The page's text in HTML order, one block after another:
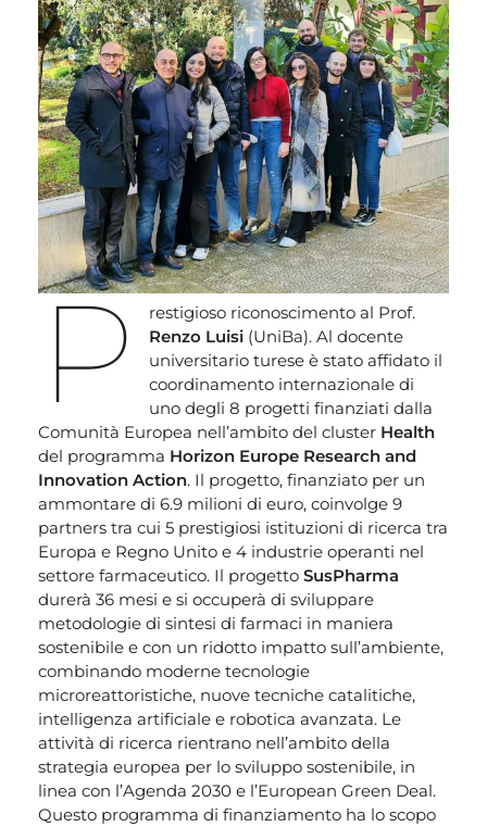
P
restigioso riconoscimento al Prof.
Renzo Luisi (UniBa). Al docente
universitario turese è stato affidato il
coordinamento internazionale di
uno degli 8 progetti finanziati dalla
Comunità Europea nell’ambito del cluster Health
del programma Horizon Europe Research and
Innovation Action. Il progetto, finanziato per un
ammontare di 6.9 milioni di euro, coinvolge 9
partners tra cui 5 prestigiosi istituzioni di ricerca tra
Europa e Regno Unito e 4 industrie operanti nel
settore farmaceutico. Il progetto SusPharma
durerà 36 mesi e si occuperà di sviluppare
metodologie di sintesi di farmaci in maniera
sostenibile e con un ridotto impatto sull’ambiente,
combinando moderne tecnologie
microreattoristiche, nuove tecniche catalitiche,
intelligenza artificiale e robotica avanzata. Le
attività di ricerca rientrano nell’ambito della
strategia europea per lo sviluppo sostenibile, in
linea con l’Agenda 2030 e l’European Green Deal.
Questo programma di finanziamento ha lo scopo